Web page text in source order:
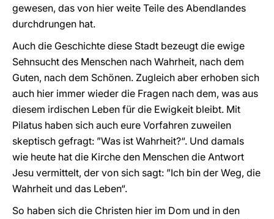
gewesen, das von hier weite Teile des Abendlandes
durchdrungen hat.
Auch die Geschichte diese Stadt bezeugt die ewige
Sehnsucht des Menschen nach Wahrheit, nach dem
Guten, nach dem Schönen. Zugleich aber erhoben sich
auch hier immer wieder die Fragen nach dem, was aus
diesem irdischen Leben für die Ewigkeit bleibt. Mit
Pilatus haben sich auch eure Vorfahren zuweilen
skeptisch gefragt: ”Was ist Wahrheit?“. Und damals
wie heute hat die Kirche den Menschen die Antwort
Jesu vermittelt, der von sich sagt: ”Ich bin der Weg, die
Wahrheit und das Leben“.
So haben sich die Christen hier im Dom und in den